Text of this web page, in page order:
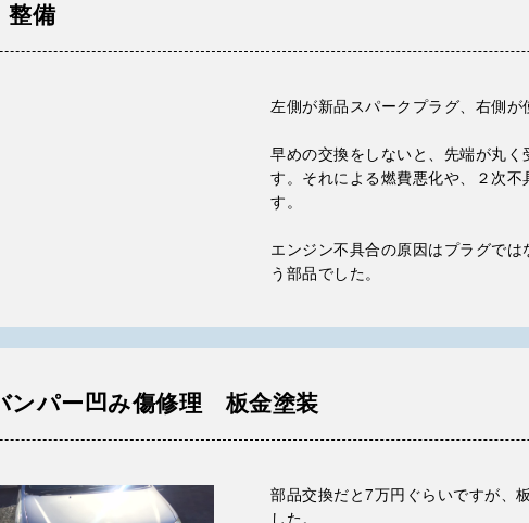
備
左側が新品スパークプラグ、右側が
早めの交換をしないと、先端が丸
す。それによる燃費悪化や、２次
す。
エンジン不具合の原因はプラグで
う部品でした。
パー凹み傷修理 板金塗装
部品交換だと7万円ぐらいですが、
した。